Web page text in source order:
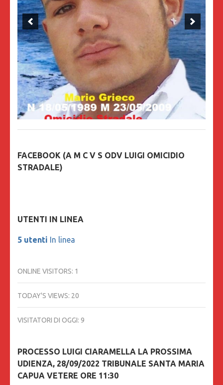
FACEBOOK (A M C V S ODV LUIGI OMICIDIO
STRADALE)
UTENTI IN LINEA
5 utenti In linea
ONLINE VISITORS: 1
TODAY'S VIEWS: 20
VISITATORI DI OGGI: 9
PROCESSO LUIGI CIARAMELLA LA PROSSIMA
UDIENZA, 28/09/2022 TRIBUNALE SANTA MARIA
CAPUA VETERE ORE 11:30